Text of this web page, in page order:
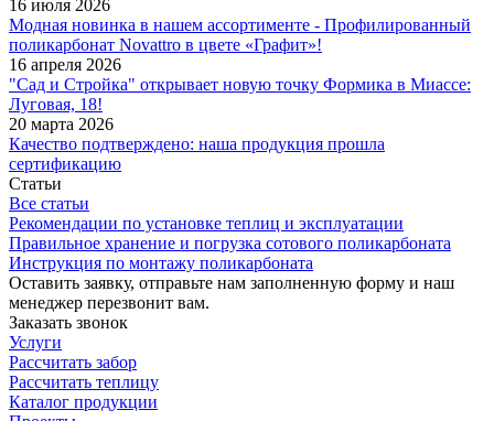
16 июля 2026
Модная новинка в нашем ассортименте - Профилированный
поликарбонат Novattro в цвете «Графит»!
16 апреля 2026
"Сад и Стройка" открывает новую точку Формика в Миассе:
Луговая, 18!
20 марта 2026
Качество подтверждено: наша продукция прошла
сертификацию
Статьи
Все статьи
Рекомендации по установке теплиц и эксплуатации
Правильное хранение и погрузка сотового поликарбоната
Инструкция по монтажу поликарбоната
Оставить заявку, отправьте нам заполненную форму и наш
менеджер перезвонит вам.
Заказать звонок
Услуги
Рассчитать забор
Рассчитать теплицу
Каталог продукции